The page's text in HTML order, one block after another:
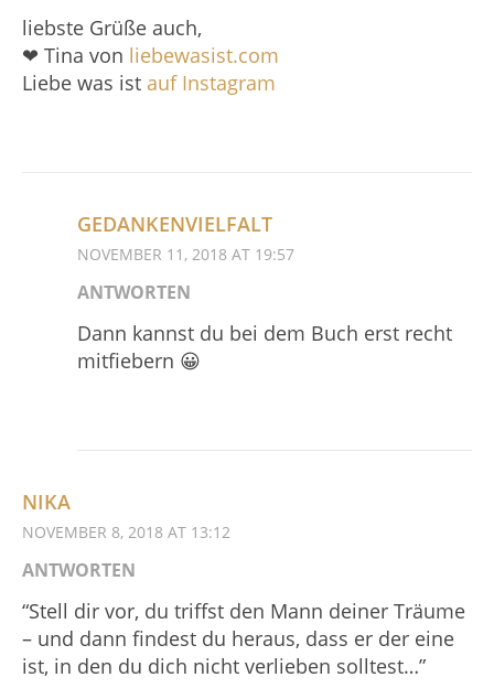
liebste Grüße auch,
❤ Tina von liebewasist.com
Liebe was ist auf Instagram
GEDANKENVIELFALT
NOVEMBER 11, 2018 AT 19:57
ANTWORTEN
Dann kannst du bei dem Buch erst recht
mitfiebern 😀
NIKA
NOVEMBER 8, 2018 AT 13:12
ANTWORTEN
“Stell dir vor, du triffst den Mann deiner Träume
– und dann findest du heraus, dass er der eine
ist, in den du dich nicht verlieben solltest…”